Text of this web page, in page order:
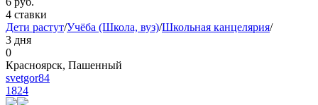
4 ставки
Дети растут/Учёба (Школа, вуз)/Школьная канцелярия/
3 дня
0
Красноярск, Пашенный
svetgor84
1824